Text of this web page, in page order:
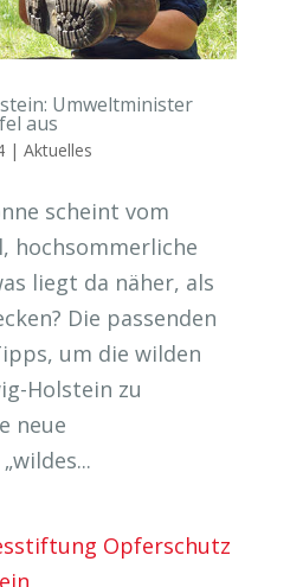
Umweltminister
aus
| Aktuelles
scheint vom
hochsommerliche
liegt da näher, als
Die passenden
um die wilden
Holstein zu
neue